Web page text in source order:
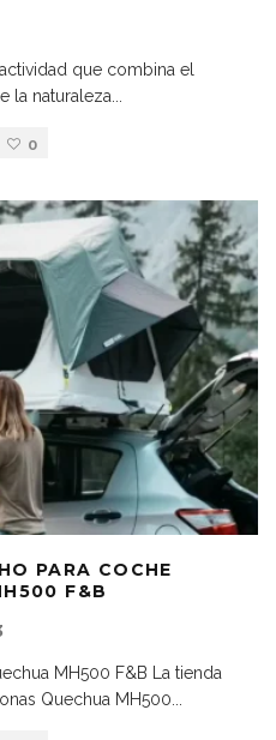
que combina el
la naturaleza
0
PARA COCHE
F&B
MH500 F&B La tienda
Quechua MH500